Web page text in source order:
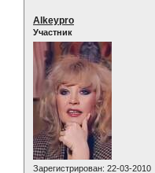
Alkeypro
Участник
Зарегистрирован: 22-03-2010